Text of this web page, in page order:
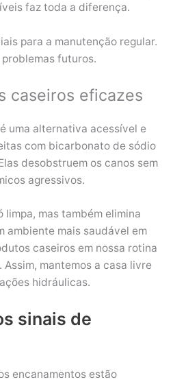
faz toda a diferença.
para a manutenção regular.
futuros.
caseiros eficazes
uma alternativa acessível e
com bicarbonato de sódio
desobstruem os canos sem
agressivos.
limpa, mas também elimina
ambiente mais saudável em
caseiros em nossa rotina
mantemos a casa livre
hidráulicas.
sinais de
encanamentos estão